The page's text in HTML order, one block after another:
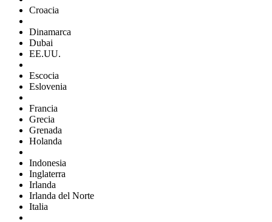
Croacia
Dinamarca
Dubai
EE.UU.
Escocia
Eslovenia
Francia
Grecia
Grenada
Holanda
Indonesia
Inglaterra
Irlanda
Irlanda del Norte
Italia